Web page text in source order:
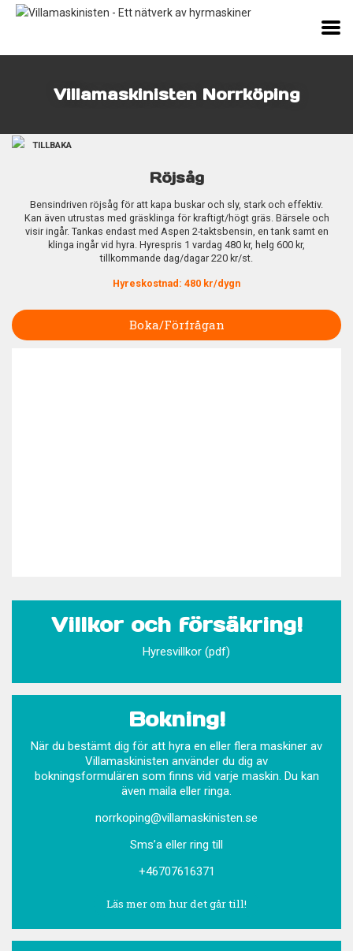
Villamaskinisten Norrköping
TILLBAKA
Röjsåg
Bensindriven röjsåg för att kapa buskar och sly, stark och effektiv.
Kan även utrustas med gräsklinga för kraftigt/högt gräs. Bärsele och
visir ingår. Tankas endast med Aspen 2-taktsbensin, en tank samt en
klinga ingår vid hyra. Hyrespris 1 vardag 480 kr, helg 600 kr,
tillkommande dag/dagar 220 kr/st.
Hyreskostnad: 480 kr/dygn
Boka/Förfrågan
Villkor och försäkring!
Hyresvillkor (pdf)
Bokning!
När du bestämt dig för att hyra en eller flera maskiner av
Villamaskinisten använder du dig av
bokningsformulären som finns vid varje maskin. Du kan
även maila eller ringa.
norrkoping@villamaskinisten.se
Sms’a eller ring till
+46707616371
Läs mer om hur det går till!